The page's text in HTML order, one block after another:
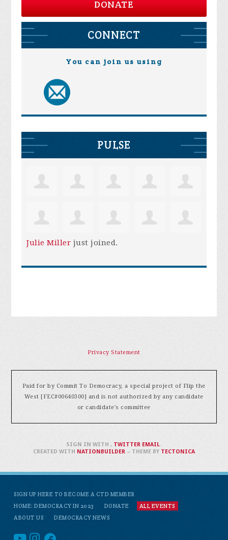
DONATE
CONNECT
You can join us using
PULSE
Julie Miller just joined.
Privacy Statement
Paid for by Commit To Democracy, a special project of Flip the
West [FEC#00640300] and is not authorized by any candidate
or candidate's committee
SIGN UP HERE TO BECOME A CTD MEMBER
HOME: DEMOCRACY IN 2023
DONATE
ALL EVENTS
ABOUT US
DEMOCRACY NEWS
SIGN IN WITH, TWITTER EMAIL.
CREATED WITH NATIONBUILDER– THEME BY TECTONICA